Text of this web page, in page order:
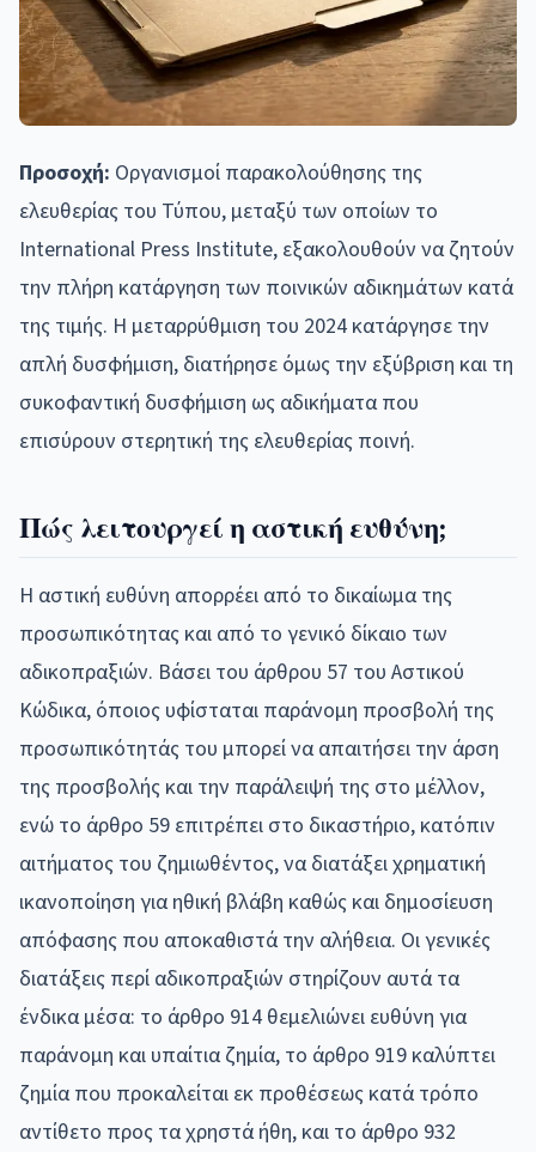
Προσοχή: Οργανισμοί παρακολούθησης της
ελευθερίας του Τύπου, μεταξύ των οποίων το
International Press Institute, εξακολουθούν να ζητούν
την πλήρη κατάργηση των ποινικών αδικημάτων κατά
της τιμής. Η μεταρρύθμιση του 2024 κατάργησε την
απλή δυσφήμιση, διατήρησε όμως την εξύβριση και τη
συκοφαντική δυσφήμιση ως αδικήματα που
επισύρουν στερητική της ελευθερίας ποινή.
Πώς λειτουργεί η αστική ευθύνη;
Η αστική ευθύνη απορρέει από το δικαίωμα της
προσωπικότητας και από το γενικό δίκαιο των
αδικοπραξιών. Βάσει του άρθρου 57 του Αστικού
Κώδικα, όποιος υφίσταται παράνομη προσβολή της
προσωπικότητάς του μπορεί να απαιτήσει την άρση
της προσβολής και την παράλειψή της στο μέλλον,
ενώ το άρθρο 59 επιτρέπει στο δικαστήριο, κατόπιν
αιτήματος του ζημιωθέντος, να διατάξει χρηματική
ικανοποίηση για ηθική βλάβη καθώς και δημοσίευση
απόφασης που αποκαθιστά την αλήθεια. Οι γενικές
διατάξεις περί αδικοπραξιών στηρίζουν αυτά τα
ένδικα μέσα: το άρθρο 914 θεμελιώνει ευθύνη για
παράνομη και υπαίτια ζημία, το άρθρο 919 καλύπτει
ζημία που προκαλείται εκ προθέσεως κατά τρόπο
αντίθετο προς τα χρηστά ήθη, και το άρθρο 932